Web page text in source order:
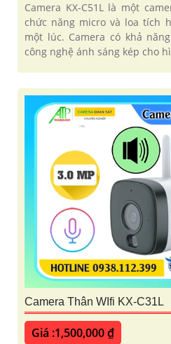
Camera KX-C51L là một
chức năng micro và loa tích
một lúc. Camera có khả
công nghệ ánh sáng kép cho
Camera Thân WIfi KX-C31L
Giá :1,500,000 ₫